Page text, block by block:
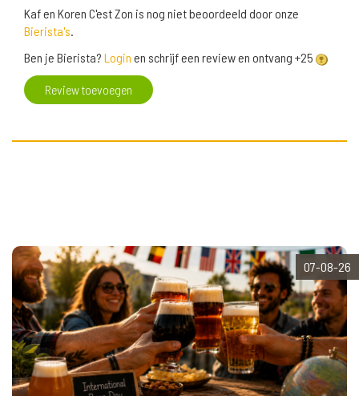
Kaf en Koren C'est Zon is nog niet beoordeeld door onze
Bierista's.
Ben je Bierista? Login en schrijf een review en ontvang +25
Review toevoegen
07-08-26